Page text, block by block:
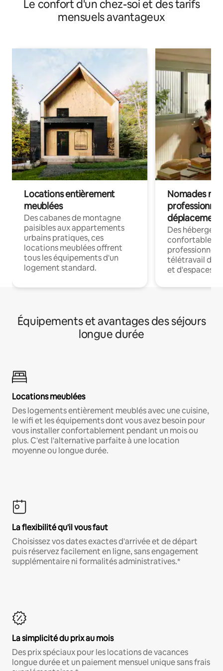
Le confort d'un chez-soi et des tarifs
mensuels avantageux
Locations entièrement
meublées
Des cabanes de montagne
paisibles aux appartements
urbains pratiques, ces
locations meublées offrent
tous les équipements d'un
logement standard.
Nomades
déplacement
Des
confortables
professionnels
télétravail
et d'espaces
Équipements et avantages des séjours
longue durée
Locations meublées
Des logements entièrement meublés avec une cuisine,
le wifi et les équipements dont vous avez besoin pour
vous installer confortablement pendant un mois ou
plus. C'est l'alternative parfaite à une location
moyenne ou longue durée.
La flexibilité qu'il vous faut
Choisissez vos dates exactes d'arrivée et de départ
puis réservez facilement en ligne, sans engagement
supplémentaire ni formalités administratives.*
La simplicité du prix au mois
Des prix spéciaux pour les locations de vacances
longue durée et un paiement mensuel unique sans frais